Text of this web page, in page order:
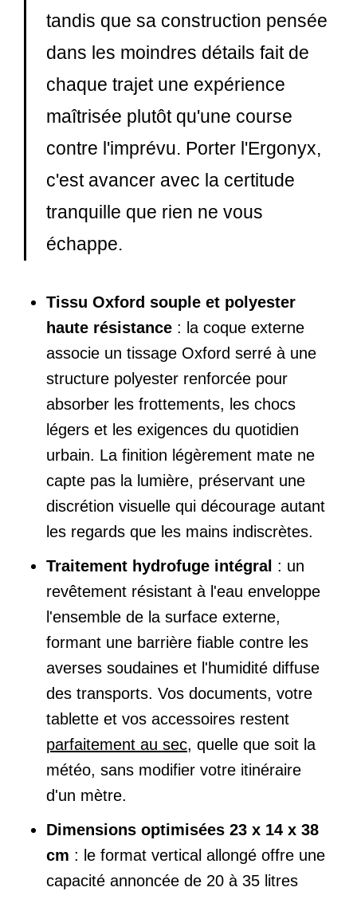
tandis que sa construction pensée
dans les moindres détails fait de
chaque trajet une expérience
maîtrisée plutôt qu'une course
contre l'imprévu. Porter l'Ergonyx,
c'est avancer avec la certitude
tranquille que rien ne vous
échappe.
Tissu Oxford souple et polyester
haute résistance : la coque externe
associe un tissage Oxford serré à une
structure polyester renforcée pour
absorber les frottements, les chocs
légers et les exigences du quotidien
urbain. La finition légèrement mate ne
capte pas la lumière, préservant une
discrétion visuelle qui décourage autant
les regards que les mains indiscrètes.
Traitement hydrofuge intégral : un
revêtement résistant à l'eau enveloppe
l'ensemble de la surface externe,
formant une barrière fiable contre les
averses soudaines et l'humidité diffuse
des transports. Vos documents, votre
tablette et vos accessoires restent
parfaitement au sec, quelle que soit la
météo, sans modifier votre itinéraire
d'un mètre.
Dimensions optimisées 23 x 14 x 38
cm : le format vertical allongé offre une
capacité annoncée de 20 à 35 litres